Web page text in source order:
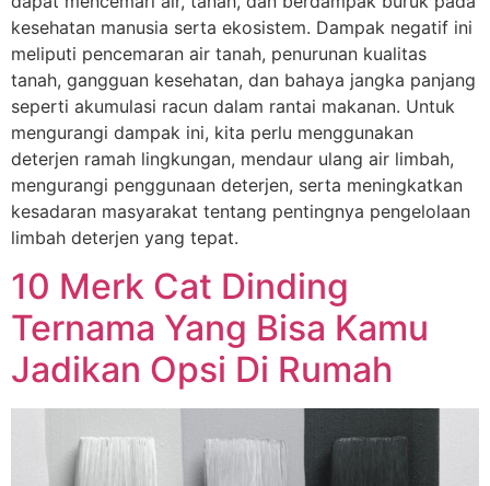
kesehatan manusia serta ekosistem. Dampak negatif ini
meliputi pencemaran air tanah, penurunan kualitas
tanah, gangguan kesehatan, dan bahaya jangka panjang
seperti akumulasi racun dalam rantai makanan. Untuk
mengurangi dampak ini, kita perlu menggunakan
deterjen ramah lingkungan, mendaur ulang air limbah,
mengurangi penggunaan deterjen, serta meningkatkan
kesadaran masyarakat tentang pentingnya pengelolaan
limbah deterjen yang tepat.
10 Merk Cat Dinding
Ternama Yang Bisa Kamu
Jadikan Opsi Di Rumah